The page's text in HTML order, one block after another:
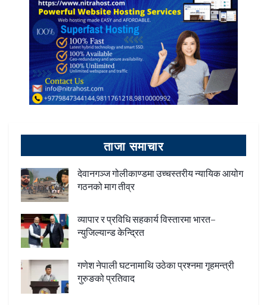
ताजा समाचार
देवानगञ्ज गोलीकाण्डमा उच्चस्तरीय न्यायिक आयोग
गठनको माग तीव्र
व्यापार र प्रविधि सहकार्य विस्तारमा भारत–
न्युजिल्यान्ड केन्द्रित
गणेश नेपाली घटनामाथि उठेका प्रश्नमा गृहमन्त्री
गुरुङको प्रतिवाद